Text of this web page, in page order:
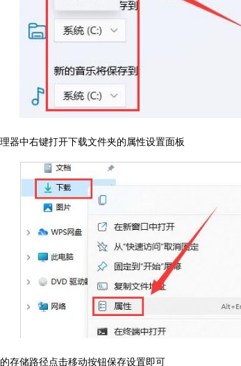
器中右键打开下载文件夹的属性设置面板
存储路径点击移动按钮保存设置即可